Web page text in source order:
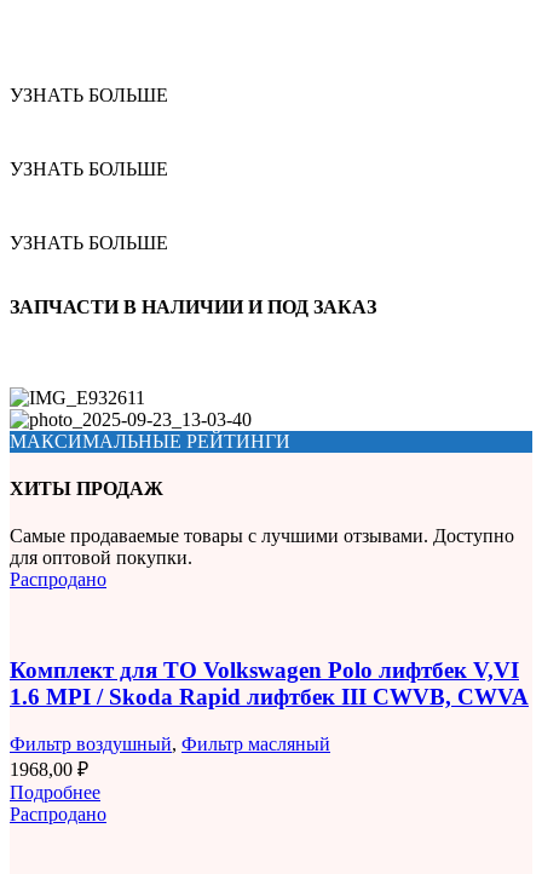
УЗНАТЬ БОЛЬШЕ
УЗНАТЬ БОЛЬШЕ
УЗНАТЬ БОЛЬШЕ
ЗАПЧАСТИ В НАЛИЧИИ И ПОД ЗАКАЗ
МАКСИМАЛЬНЫЕ РЕЙТИНГИ
ХИТЫ ПРОДАЖ
Самые продаваемые товары с лучшими отзывами. Доступно
для оптовой покупки.
Распродано
Комплект для ТО Volkswagen Polo лифтбек V,VI
1.6 MPI / Skoda Rapid лифтбек III CWVB, CWVA
Фильтр воздушный, Фильтр масляный
1968,00 ₽
Подробнее
Распродано